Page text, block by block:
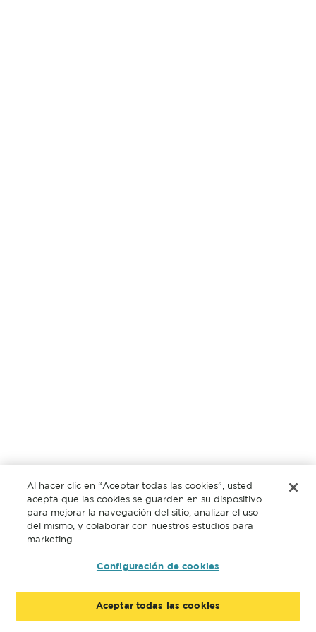
Al hacer clic en “Aceptar todas las cookies”, usted
acepta que las cookies se guarden en su dispositivo
para mejorar la navegación del sitio, analizar el uso
del mismo, y colaborar con nuestros estudios para
marketing.
Configuración de cookies
Aceptar todas las cookies